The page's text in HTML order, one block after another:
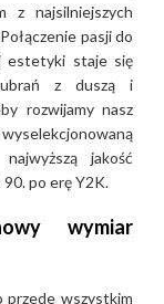
z najsilniejszych
pasji do
estetyki staje się
z duszą i
rozwijamy nasz
jakość
po erę Y2K.
wymiar
przede wszystkim